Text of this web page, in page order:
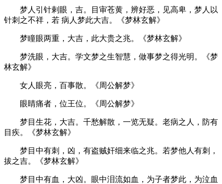
梦人引针剌眼，吉。目审苍黄，辨好恶，见高卑，梦人以
针刺之不祥，若 病人梦此大吉。《梦林玄解》
梦瞳眼两重，大吉，此大贵之兆。《梦林玄解》
梦洗眼，大吉。学文梦之生智慧，做事梦之得光明。《梦
林玄解》
女人眼亮，百事散。《周公解梦》
眼睛痛者，位王位。《周公解梦》
梦目生花，大吉。千愁解散，一览无疑。老病之人，防有
目疾。《梦林玄解》
梦目中有刺，凶，有盗贼奸细来临之兆。若梦他人有刺，
拔之吉。《梦林玄解》
梦目中有血，大凶。眼中泪流如血，为子者梦此，为泣血